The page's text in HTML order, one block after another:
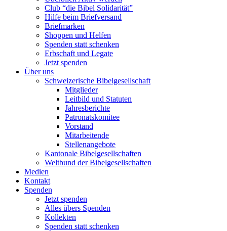
Club “die Bibel Solidarität”
Hilfe beim Briefversand
Briefmarken
Shoppen und Helfen
Spenden statt schenken
Erbschaft und Legate
Jetzt spenden
Über uns
Schweizerische Bibelgesellschaft
Mitglieder
Leitbild und Statuten
Jahresberichte
Patronatskomitee
Vorstand
Mitarbeitende
Stellenangebote
Kantonale Bibelgesellschaften
Weltbund der Bibelgesellschaften
Medien
Kontakt
Spenden
Jetzt spenden
Alles übers Spenden
Kollekten
Spenden statt schenken